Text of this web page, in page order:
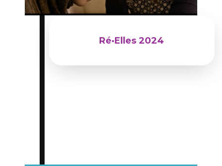
Du 03 mars 2024 au 15 mars 2024
Ré·Elles 2024